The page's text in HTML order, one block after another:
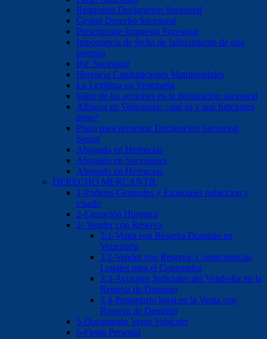
Requisitos Declaracion Sucesoral
Cesion Derecho Sucesoral
Prescripcion Impuesto Sucesoral
Importancia de fecha de fallecimiento de una
persona
Rif Sucesoral
Herencia Capitulaciones Matrimoniales
La Legitima en Venezuela
Valor de las acciones en la declaración sucesoral
Albacea en Venezuela: ¿qué es y qué funciones
tiene?
Plazo para presentar Declaracion Sucesoral
Seniat
Abogado en Herencias
Abogado en Sucesiones
Abogado en Herencias
DERECHO MERCANTIL
1-Poderes Generales y Especiales redaccion y
visado
2-Ejecución Hipoteca
3- Vender con Reserva
3.1-Venta con Reserva Dominio en
Venezuela
3.2-Vender con Reserva: Consecuencias
Legales para el Comprador
3.3-Acciones Judiciales del Vendedor en la
Reserva de Dominio
3.4-Propietario legal en la Venta con
Reserva de Dominio
5-Documento Venta Vehículo
6-Firma Personal